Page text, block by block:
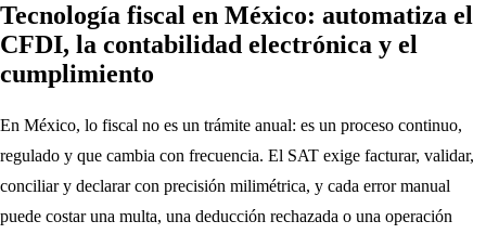
Tecnología fiscal en México: automatiza el
CFDI, la contabilidad electrónica y el
cumplimiento
En México, lo fiscal no es un trámite anual: es un proceso continuo,
regulado y que cambia con frecuencia. El SAT exige facturar, validar,
conciliar y declarar con precisión milimétrica, y cada error manual
puede costar una multa, una deducción rechazada o una operación